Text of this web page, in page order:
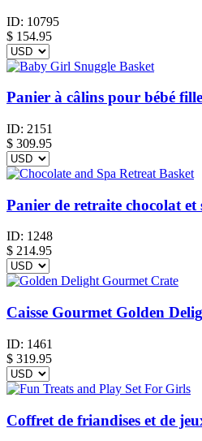
ID: 10795
$ 154.95
Panier à câlins pour bébé fille
ID: 2151
$ 309.95
Panier de retraite chocolat et
ID: 1248
$ 214.95
Caisse Gourmet Golden
ID: 1461
$ 319.95
Coffret de friandises et de